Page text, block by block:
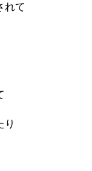
れて
り